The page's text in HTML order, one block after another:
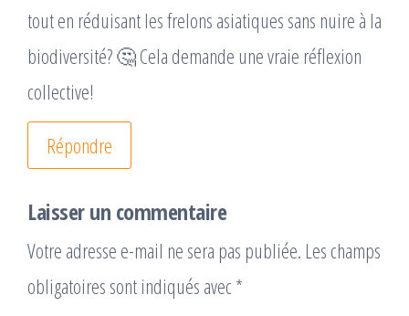
tout en réduisant les frelons asiatiques sans nuire à la
biodiversité? 🤔 Cela demande une vraie réflexion
collective!
Répondre
Laisser un commentaire
Votre adresse e-mail ne sera pas publiée. Les champs
obligatoires sont indiqués avec *